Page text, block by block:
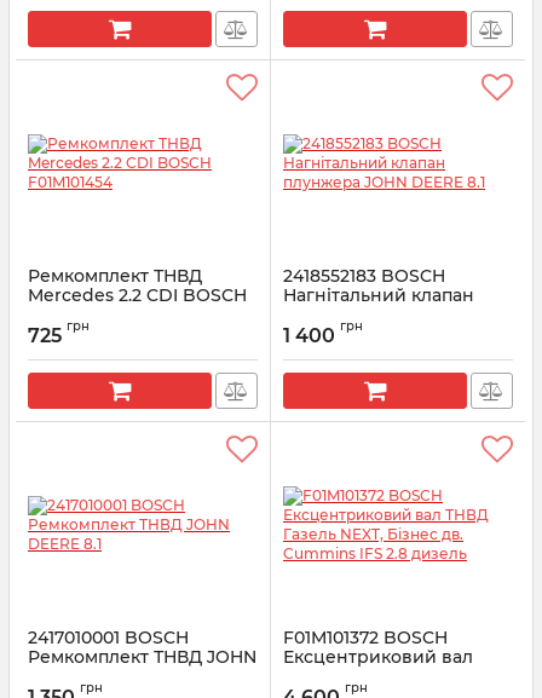
Ремкомплект ТНВД
Mercedes 2.2 CDI BOSCH
Артикул:
725 грн
2418552183 BOSCH
Нагнітальний клапан
8.1
Артикул: 2418552183
1 400 грн
2417010001 BOSCH
Ремкомплект ТНВД JOHN
грн
F01M101372 BOSCH
Ексцентриковий вал
грн